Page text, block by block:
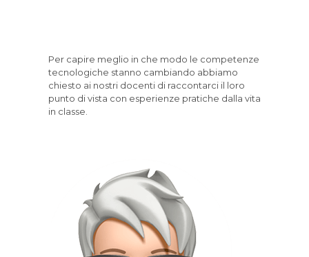
Per capire meglio in che modo le competenze
tecnologiche stanno cambiando abbiamo
chiesto ai nostri docenti di raccontarci il loro
punto di vista con esperienze pratiche dalla vita
in classe.